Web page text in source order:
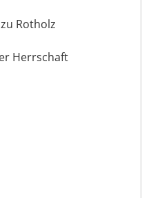
Rotholz
Herrschaft